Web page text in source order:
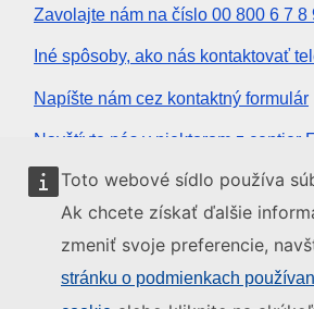
Toto webové sídlo používa
Ak chcete získať ďalšie
zmeniť svoje preferencie,
stránku o podmienkach
Zavolajte nám na číslo 00 800 6 7 8
Iné spôsoby, ako nás kontaktovať
Napíšte nám cez kontaktný formulár
Navštívte nás v niektorom z centier
Sociálne médiá